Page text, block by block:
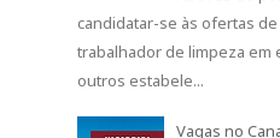
candidatar-se às ofertas
trabalhador de limpeza em
outros estabele...
Vagas no